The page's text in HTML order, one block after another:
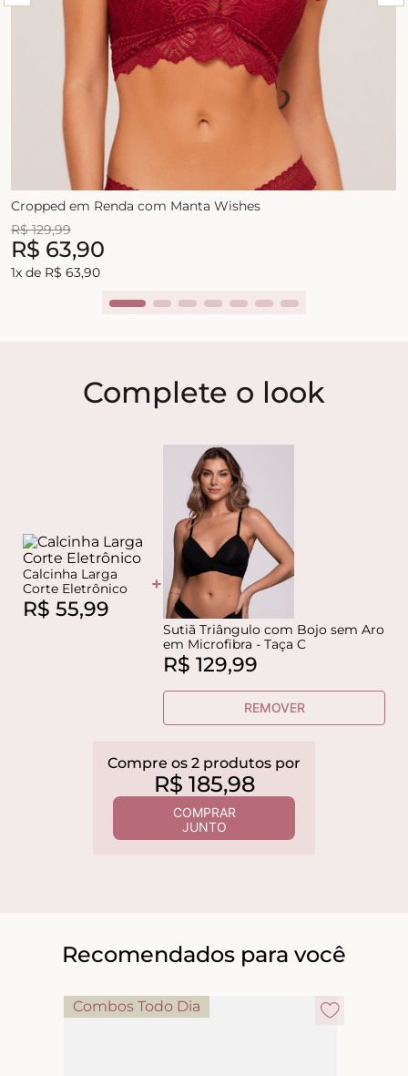
Cropped em Renda com Manta Wishes
R$ 129,99
R$ 63,90
1x de R$ 63,90
Complete o look
Calcinha Larga
Corte Eletrônico
R$ 55,99
+
Sutiã Triângulo com Bojo sem Aro
em Microfibra - Taça C
R$ 129,99
REMOVER
Compre os 2 produtos por
R$ 185,98
COMPRAR
JUNTO
Recomendados para você
Combos Todo Dia